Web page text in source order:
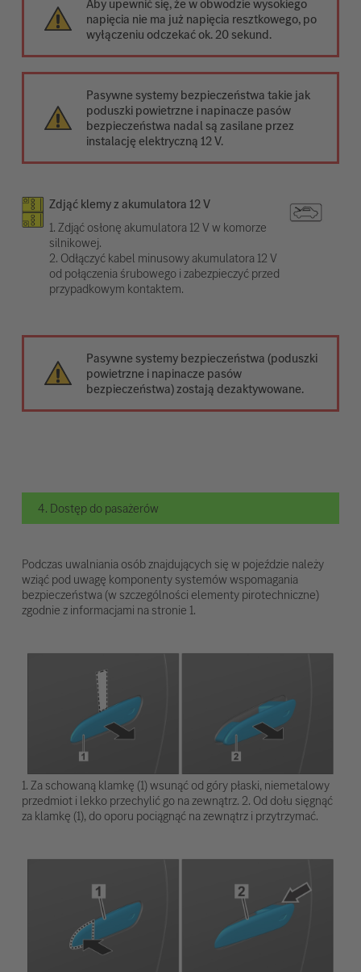
Aby upewnić się, że w obwodzie wysokiego
napięcia nie ma już napięcia resztkowego, po
wyłączeniu odczekać ok. 20 sekund.
Pasywne systemy bezpieczeństwa takie jak
poduszki powietrzne i napinacze pasów
bezpieczeństwa nadal są zasilane przez
instalację elektryczną 12 V.
Zdjąć klemy z akumulatora 12 V
1. Zdjąć osłonę akumulatora 12 V w komorze
silnikowej.
2. Odłączyć kabel minusowy akumulatora 12 V
od połączenia śrubowego i zabezpieczyć przed
przypadkowym kontaktem.
Pasywne systemy bezpieczeństwa (poduszki
powietrzne i napinacze pasów
bezpieczeństwa) zostają dezaktywowane.
4. Dostęp do pasażerów
Podczas uwalniania osób znajdujących się w pojeździe należy
wziąć pod uwagę komponenty systemów wspomagania
bezpieczeństwa (w szczególności elementy pirotechniczne)
zgodnie z informacjami na stronie 1.
1. Za schowaną klamkę (1) wsunąć od góry płaski, niemetalowy
przedmiot i lekko przechylić go na zewnątrz. 2. Od dołu sięgnąć
za klamkę (1), do oporu pociągnąć na zewnątrz i przytrzymać.